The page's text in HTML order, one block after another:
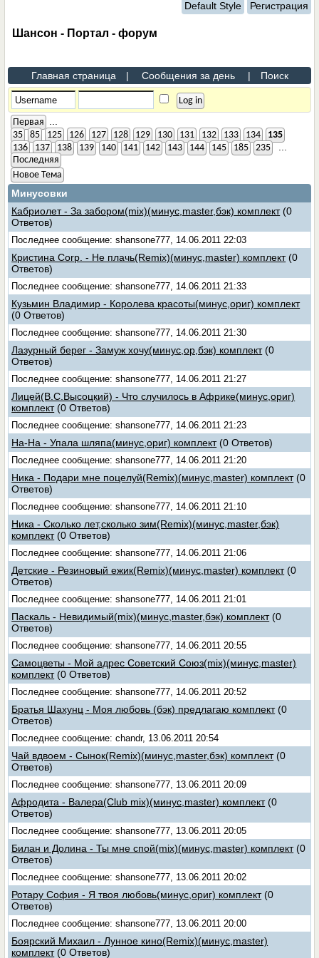
Default Style Регистрация
Шансон - Портал - форум
Главная страница | Сообщения за день | Поиск
Первая
35 85 125 126 127 128 129 130 131 132 133 134
135
136
137 138 139 140 141 142 143 144 145 185 235
Последняя
Новое Тема
Минусовки
Кабриолет - За забором(mix)(минус,master,бэк) комплект (0
Ответов)
Последнее сообщение: shansone777, 14.06.2011 22:03
Кристина Corp. - Не плачь(Remix)(минус,master) комплект (0
Ответов)
Последнее сообщение: shansone777, 14.06.2011 21:33
Кузьмин Владимир - Королева красоты(минус,ориг) комплект
(0 Ответов)
Последнее сообщение: shansone777, 14.06.2011 21:30
Лазурный берег - Замуж хочу(минус,ор,бэк) комплект (0
Ответов)
Последнее сообщение: shansone777, 14.06.2011 21:27
Лицей(В.С.Высоцкий) - Что случилось в Африке(минус,ориг)
комплект (0 Ответов)
Последнее сообщение: shansone777, 14.06.2011 21:23
На-На - Упала шляпа(минус,ориг) комплект (0 Ответов)
Последнее сообщение: shansone777, 14.06.2011 21:20
Ника - Подари мне поцелуй(Remix)(минус,master) комплект (0
Ответов)
Последнее сообщение: shansone777, 14.06.2011 21:10
Ника - Сколько лет,сколько зим(Remix)(минус,master,бэк)
комплект (0 Ответов)
Последнее сообщение: shansone777, 14.06.2011 21:06
Детские - Резиновый ежик(Remix)(минус,master) комплект (0
Ответов)
Последнее сообщение: shansone777, 14.06.2011 21:01
Паскаль - Невидимый(mix)(минус,master,бэк) комплект (0
Ответов)
Последнее сообщение: shansone777, 14.06.2011 20:55
Самоцветы - Мой адрес Советский Союз(mix)(минус,master)
комплект (0 Ответов)
Последнее сообщение: shansone777, 14.06.2011 20:52
Братья Шахунц - Моя любовь (бэк) предлагаю комплект (0
Ответов)
Последнее сообщение: chandr, 13.06.2011 20:54
Чай вдвоем - Сынок(Remix)(минус,master,бэк) комплект (0
Ответов)
Последнее сообщение: shansone777, 13.06.2011 20:09
Афродита - Валера(Club mix)(минус,master) комплект (0
Ответов)
Последнее сообщение: shansone777, 13.06.2011 20:05
Билан и Долина - Ты мне спой(mix)(минус,master) комплект (0
Ответов)
Последнее сообщение: shansone777, 13.06.2011 20:02
Ротару София - Я твоя любовь(минус,ориг) комплект (0
Ответов)
Последнее сообщение: shansone777, 13.06.2011 20:00
Боярский Михаил - Лунное кино(Remix)(минус,master)
комплект (0 Ответов)